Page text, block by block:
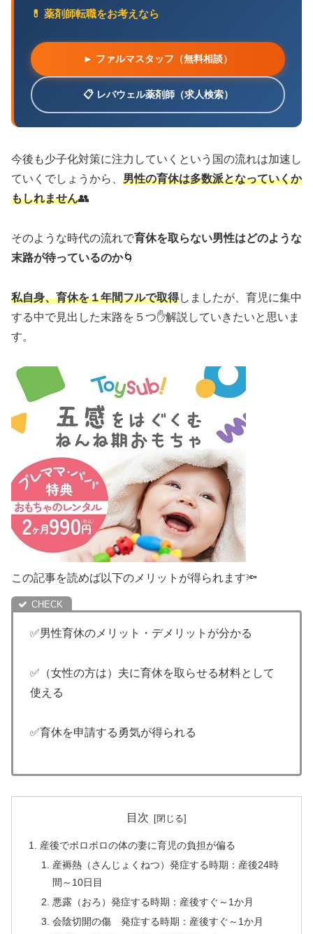
💊 薬剤師転職をお考えなら
► ファルマスタッフ（無料相談）
📋 レバウェル薬剤師（求人検索）
今後も少子化対策に注力していくという国の流れは加速し
ていくでしょうから、 男性の育休は多数派となっていくか
もしれません👥
そのような時代の流れで育休を取らない男性はどのような
末路が待っているのか🌀
私自身、育休を１年間フルで取得しましたが、育児に集中
する中で見出した末路を５つ✋解説していきたいと思いま
す。
この記事を読めば以下のメリットが得られます🔦
✅男性育休のメリット・デメリットが分かる
✅（女性の方は）夫に育休を取らせる材料として
使える
✅育休を申請する勇気が得られる
目次
産後でボロボロの体の妻に育児の負担が偏る
産褥熱（さんじょくねつ）発症する時期：産後24時
間～10日目
悪露（おろ）発症する時期：産後すぐ～1か月
会陰切開の傷 発症する時期：産後すぐ～1か月